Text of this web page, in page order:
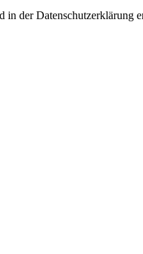
der Datenschutzerklärung